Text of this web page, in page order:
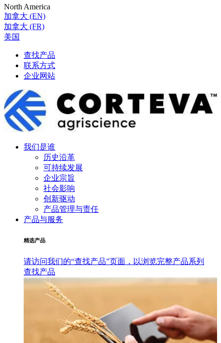
North America
加拿大 (EN)
加拿大 (FR)
美国
查找产品
联系方式
企业网站
我们是谁
历史沿革
可持续发展
企业宗旨
社会影响
创新驱动
产品管理与责任
产品与服务
精选产品
请访问我们的“查找产品”页面，以浏览完整产品系列
查找产品